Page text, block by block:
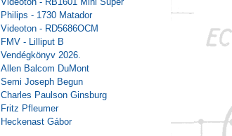
Philips - 1730 Matador
Videoton - RD5686OCM
FMV - Lilliput B
Vendégkönyv 2026.
Allen Balcom DuMont
Semi Joseph Begun
Charles Paulson Ginsburg
Fritz Pfleumer
Heckenast Gábor